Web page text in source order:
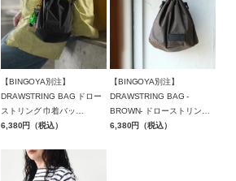
【BINGOYA別注】
DRAWSTRING BAG ドロー
ストリング 巾着バッ
グ/BAICYCLON by
バッグジャック)【メール便1
点可能】
6,380円（税込）
【BINGOYA別注】
DRAWSTRING BAG -
BROWN- ドローストリング
巾着バッグ ブラウン/BCL-
6,380円（税込）